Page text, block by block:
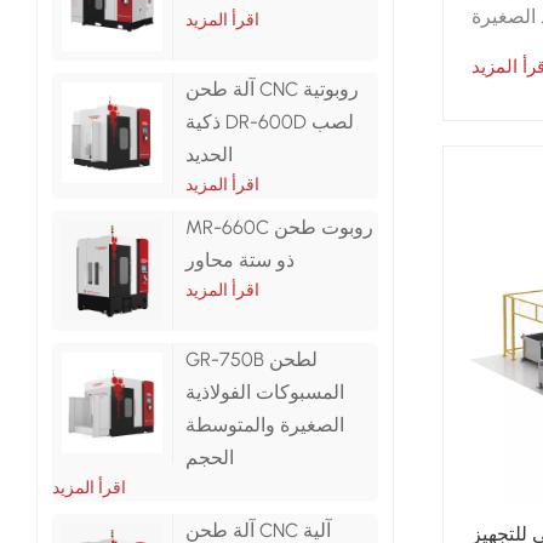
اقرأ المزيد
آلة طحن CNC روبوتية
ذكية DR-600D لصب
الحديد
اقرأ المزيد
MR-660C روبوت طحن
ذو ستة محاور
اقرأ المزيد
GR-750B لطحن
المسبوكات الفولاذية
الصغيرة والمتوسطة
الحجم
اقرأ المزيد
آلة طحن CNC آلية
الصغيرة
المزيد
للتجهيز